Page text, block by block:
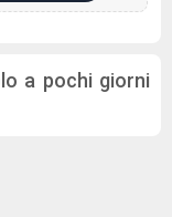
a pochi giorni